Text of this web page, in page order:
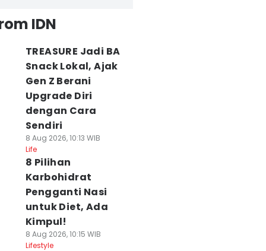
IDN
TREASURE Jadi BA
Snack Lokal, Ajak
Gen Z Berani
Upgrade Diri
dengan Cara
Sendiri
8 Aug 2026, 10:13 WIB
Life
8 Pilihan
Karbohidrat
Pengganti Nasi
untuk Diet, Ada
Kimpul!
8 Aug 2026, 10:15 WIB
Lifestyle